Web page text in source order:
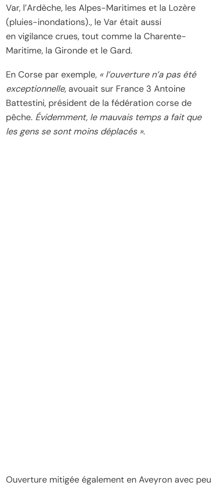
Var, l’Ardèche, les Alpes-Maritimes et la Lozère
(pluies-inondations)., le Var était aussi
en vigilance crues, tout comme la Charente-
Maritime, la Gironde et le Gard.
En Corse par exemple, « l’ouverture n’a pas été
exceptionnelle, avouait sur France 3 Antoine
Battestini, président de la fédération corse de
pêche. Évidemment, le mauvais temps a fait que
les gens se sont moins déplacés ».
Ouverture mitigée également en Aveyron avec peu